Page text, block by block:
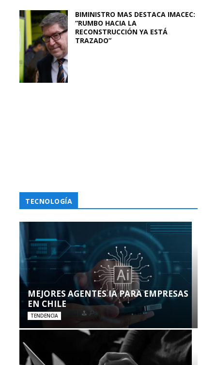
BIMINISTRO MAS DESTACA IMACEC:
“RUMBO HACIA LA
RECONSTRUCCIÓN YA ESTÁ
TRAZADO”
TECNOLOGÍA
MEJORES AGENTES IA PARA EMPRESAS
EN CHILE
TENDENCIA